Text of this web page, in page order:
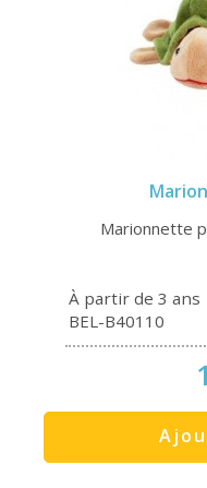
Marionnette
À partir de 3 ans
BEL-B40110